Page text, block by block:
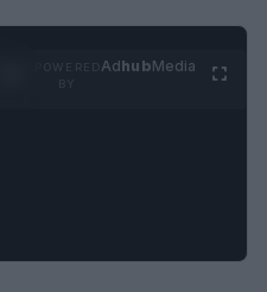
AdhubMedia